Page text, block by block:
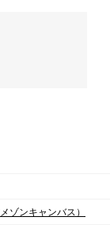
メゾンキャンバス）